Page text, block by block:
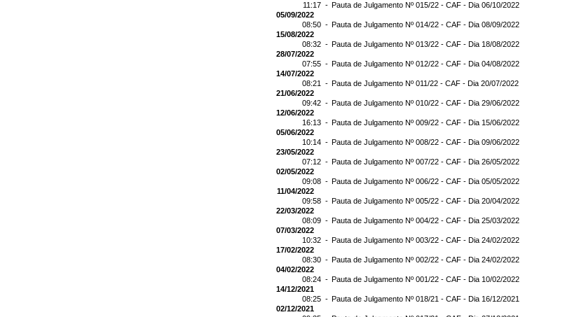
11:17 - Pauta de Julgamento Nº 015/22 - CAF - Dia 06/10/2022
05/09/2022
08:50 - Pauta de Julgamento Nº 014/22 - CAF - Dia 08/09/2022
15/08/2022
08:32 - Pauta de Julgamento Nº 013/22 - CAF - Dia 18/08/2022
28/07/2022
07:55 - Pauta de Julgamento Nº 012/22 - CAF - Dia 04/08/2022
14/07/2022
08:21 - Pauta de Julgamento Nº 011/22 - CAF - Dia 20/07/2022
21/06/2022
09:42 - Pauta de Julgamento Nº 010/22 - CAF - Dia 29/06/2022
12/06/2022
16:13 - Pauta de Julgamento Nº 009/22 - CAF - Dia 15/06/2022
05/06/2022
10:14 - Pauta de Julgamento Nº 008/22 - CAF - Dia 09/06/2022
23/05/2022
07:12 - Pauta de Julgamento Nº 007/22 - CAF - Dia 26/05/2022
02/05/2022
09:08 - Pauta de Julgamento Nº 006/22 - CAF - Dia 05/05/2022
11/04/2022
09:58 - Pauta de Julgamento Nº 005/22 - CAF - Dia 20/04/2022
22/03/2022
08:09 - Pauta de Julgamento Nº 004/22 - CAF - Dia 25/03/2022
07/03/2022
10:32 - Pauta de Julgamento Nº 003/22 - CAF - Dia 24/02/2022
17/02/2022
08:30 - Pauta de Julgamento Nº 002/22 - CAF - Dia 24/02/2022
04/02/2022
08:24 - Pauta de Julgamento Nº 001/22 - CAF - Dia 10/02/2022
14/12/2021
08:25 - Pauta de Julgamento Nº 018/21 - CAF - Dia 16/12/2021
02/12/2021